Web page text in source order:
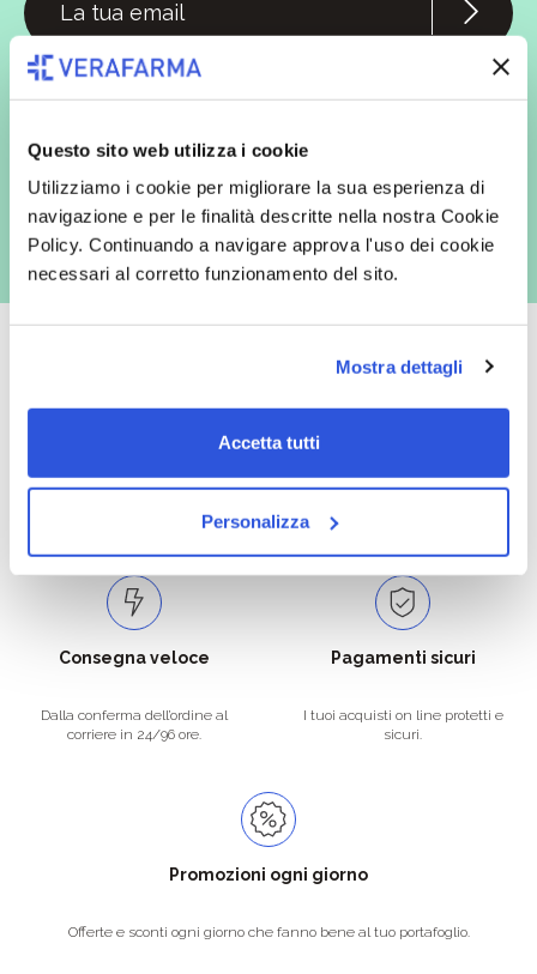
Questo sito web utilizza i cookie
Utilizziamo i cookie per migliorare la sua esperienza di
navigazione e per le finalità descritte nella nostra Cookie
Policy. Continuando a navigare approva l'uso dei cookie
necessari al corretto funzionamento del sito.
Mostra dettagli
Accetta tutti
Personalizza
In qualità di interessato, avendo letto l’informativa
redatta ai sensi del Regolamento EU 2016/679, acconsento
espressamente al trattamento dei miei dati personali per finalità
con inviti e comunicazioni commerciali - e modalità tradizionali, quali ad
es. posta cartacea)
Catalogo prodotti ampio e completo
Con un acquisto minimo di 29.90 €
Spedizioni in tutta Europa a 20€.
Consegna veloce
Dalla conferma dell’ordine al
corriere in 24/96 ore.
Pagamenti sicuri
I tuoi acquisti on line protetti e
sicuri.
Promozioni ogni giorno
Offerte e sconti ogni giorno che fanno bene al tuo portafoglio.